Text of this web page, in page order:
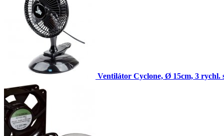
Ventilátor Cyclone, Ø 15cm, 3 rychl.